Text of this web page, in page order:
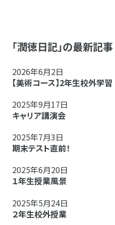
「潤徳日記」の最新記事
2026年6月2日
【美術コース】2年生校外学習
2025年9月17日
キャリア講演会
2025年7月3日
期末テスト直前！
2025年6月20日
１年生授業風景
2025年5月24日
２年生校外授業